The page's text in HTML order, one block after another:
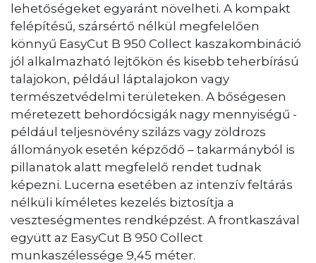
lehetőségeket egyaránt növelheti. A kompakt
felépítésű, szársértő nélkül megfelelően
könnyű EasyCut B 950 Collect kaszakombináció
jól alkalmazható lejtőkön és kisebb teherbírású
talajokon, például láptalajokon vagy
természetvédelmi területeken. A bőségesen
méretezett behordócsigák nagy mennyiségű -
például teljesnövény szilázs vagy zöldrozs
állományok esetén képződő – takarmányból is
pillanatok alatt megfelelő rendet tudnak
képezni. Lucerna esetében az intenzív feltárás
nélküli kíméletes kezelés biztosítja a
veszteségmentes rendképzést. A frontkaszával
együtt az EasyCut B 950 Collect
munkaszélessége 9,45 méter.